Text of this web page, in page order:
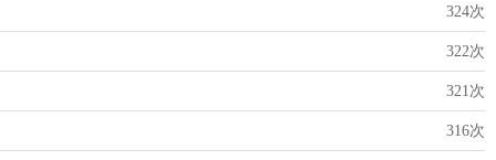
324次
322次
321次
316次